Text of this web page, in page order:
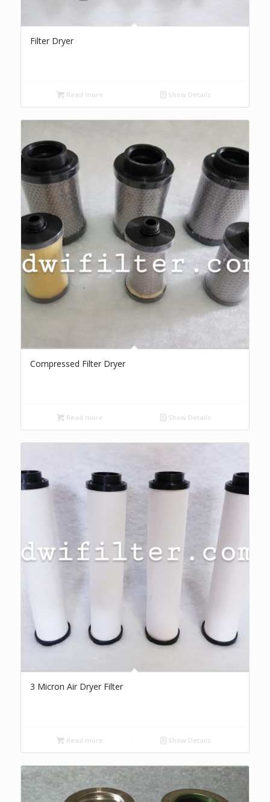
Filter Dryer
Read more Show Details
Compressed Filter Dryer
Read more Show Details
3 Micron Air Dryer Filter
Read more Show Details